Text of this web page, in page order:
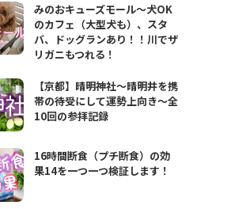
みのおキューズモール〜犬OK
のカフェ（大型犬も）、スタ
バ、ドッグランあり！！川でザ
リガニもつれる！
【京都】晴明神社〜晴明井を携
帯の待受にして運勢上向き〜全
10回の参拝記録
16時間断食（プチ断食）の効
果14を一つ一つ検証します！